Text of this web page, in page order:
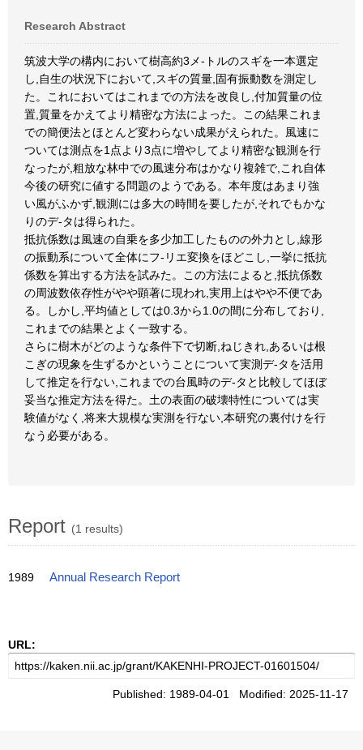
Research Abstract
筑波大学の構内において樹高約3メ-トルのスギを一本選定
し,自生の状況下において,スギの質量,固有振動数を測定し
た。これにおいてはこれまでの方法を改良し,付加質量の位
置,質量をかえてより精密な方法によった。この結果これま
での簡便法とほとんど変わらない成果がえられた。風速に
ついては測点を1点より3点に増やしてより精密な観測を行
なったが,粗放な林中での風速分布はかなり複雑で,これ自体
今後の研究に値する問題のようである。本年度はあまり強
い風がふかず,観測には多大の時間を要したが,それでもかな
りのデ-タは得られた。
抵抗係数は風速の自乗を多少加工したものの外力とし,線形
の振動系について全体にフ-リエ変換をほどこし,一挙に抵抗
係数を算出する方法を試みた。この方法によると,抵抗係数
の周波数依存性がやや顕著に現われ,実用上はやや不便であ
る。しかし,平均値としては0.3から1.0の間に分布しており,
これまでの結果とよく一致する。
さらに樹木がどのような条件下で切断,ねじきれ,あるいは根
こぎの現象を生ずるかということについて実測デ-タを活用
して推定を行ない,これまでの台風時のデ-タと比較してほぼ
妥当な推定方法を得た。土の表面の破壊特性については実
験値がなく,将来大規模な実測を行ない,本研究の裏付けを行
なう必要がある。
Report (1 results)
1989 Annual Research Report
URL:
Published: 1989-04-01 Modified: 2025-11-17